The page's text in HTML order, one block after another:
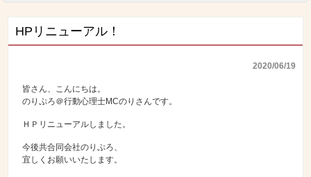
HPリニューアル！
2020/06/19
皆さん、こんにちは。
のりぷろ＠行動心理士MCのりさんです。
ＨＰリニューアルしました。
今後共合同会社のりぷろ、
宜しくお願いいたします。